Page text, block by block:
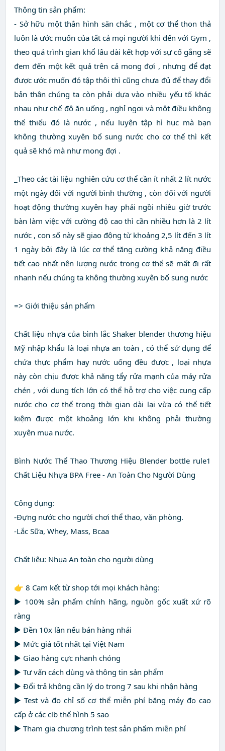
Thông tin sản phẩm:
- Sở hữu một thân hình săn chắc , một cơ thể thon thả
luôn là ước muốn của tất cả mọi người khi đến với Gym ,
theo quá trình gian khổ lâu dài kết hợp với sự cố gắng sẽ
đem đến một kết quả trên cả mong đợi , nhưng để đạt
được ước muốn đó tập thôi thì cũng chưa đủ để thay đổi
bản thân chúng ta còn phải dựa vào nhiều yếu tố khác
nhau như chế độ ăn uống , nghỉ ngơi và một điều không
thể thiếu đó là nước , nếu luyện tập hì hục mà bạn
không thường xuyên bổ sung nước cho cơ thể thì kết
quả sẽ khó mà như mong đợi .
_Theo các tài liệu nghiên cứu cơ thể cần ít nhất 2 lít nước
một ngày đối với người bình thường , còn đối với người
hoạt động thường xuyên hay phải ngồi nhiêu giờ trước
bàn làm việc với cường độ cao thì cần nhiều hơn là 2 lít
nước , con số này sẽ giao động từ khoảng 2,5 lít đến 3 lít
1 ngày bởi đây là lúc cơ thể tăng cường khả năng điều
tiết cao nhất nên lượng nước trong cơ thể sẽ mất đi rất
nhanh nếu chúng ta không thường xuyên bổ sung nước
=> Giới thiệu sản phẩm
Chất liệu nhựa của bình lắc Shaker blender thương hiệu
Mỹ nhập khẩu là loại nhựa an toàn , có thể sử dụng để
chứa thực phẩm hay nước uống đều được , loại nhựa
này còn chịu được khả năng tẩy rửa mạnh của máy rửa
chén , với dung tích lớn có thể hỗ trợ cho việc cung cấp
nước cho cơ thể trong thời gian dài lại vừa có thể tiết
kiệm được một khoảng lớn khi không phải thường
xuyên mua nước.
Bình Nước Thể Thao Thương Hiệu Blender bottle rule1
Chất Liệu Nhựa BPA Free - An Toàn Cho Người Dùng
Công dụng:
-Đựng nước cho người chơi thể thao, văn phòng.
-Lắc Sữa, Whey, Mass, Bcaa
Chất liệu: Nhụa An toàn cho người dùng
👉 8 Cam kết từ shop tới mọi khách hàng:
► 100% sản phẩm chính hãng, nguồn gốc xuất xứ rõ
ràng
► Đền 10x lần nếu bán hàng nhái
► Mức giá tốt nhất tại Việt Nam
► Giao hàng cực nhanh chóng
► Tư vấn cách dùng và thông tin sản phẩm
► Đổi trả không cần lý do trong 7 sau khi nhận hàng
► Test và đo chỉ số cơ thể miễn phí băng máy đo cao
cấp ở các clb thể hình 5 sao
► Tham gia chương trình test sản phẩm miễn phí